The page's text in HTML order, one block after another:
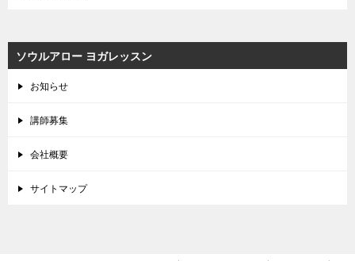
ソウルアロー ヨガレッスン
お知らせ
講師募集
会社概要
サイトマップ